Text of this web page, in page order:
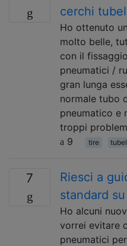
cerchi
Ho ottenuto
molto belle,
con il
pneumatici /
gran lunga
normale tubo
pneumatico e
troppi
9
tire
7
Riesci a
standard
Ho alcuni
vorrei evitare
pneumatici